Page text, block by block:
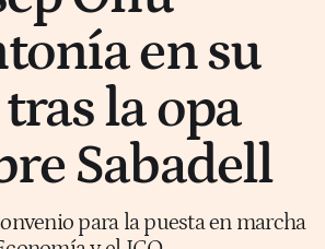
en su
la opa
Sabadell
para la puesta en marcha